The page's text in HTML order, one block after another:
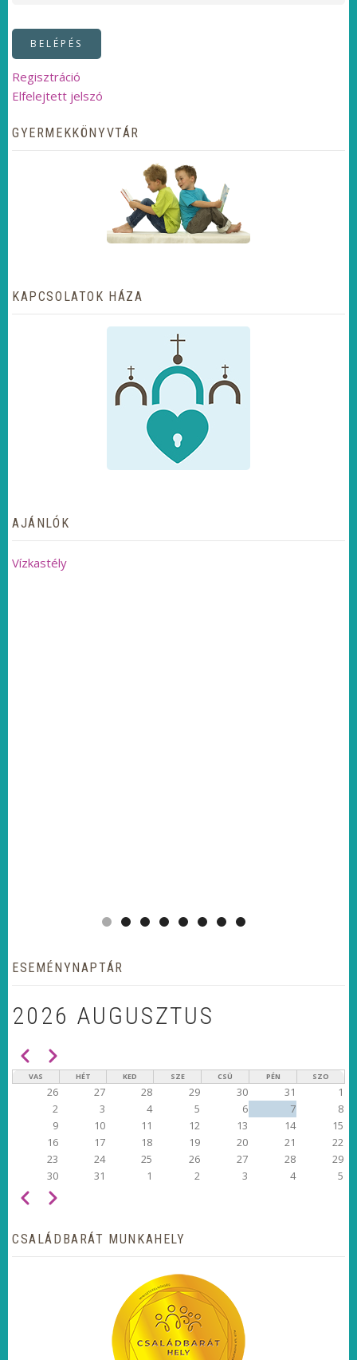
Regisztráció
Elfelejtett jelszó
GYERMEKKÖNYVTÁR
KAPCSOLATOK HÁZA
AJÁNLÓK
Vízkastély
ESEMÉNYNAPTÁR
2026 AUGUSZTUS
OLDALSZÁMOZÁS
Előző Következő
VAS HÉT KED SZE CSÜ PÉN SZO
26 27 28 29 30 31
1
2
3 4 5 6 7
8
9
10 11 12 13 14
15
16
17 18 19 20 21
22
23
24 25 26 27 28
29
30
31 1 2 3 4 5
OLDALSZÁMOZÁS
Előző Következő
CSALÁDBARÁT MUNKAHELY